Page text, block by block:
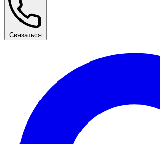
Связаться